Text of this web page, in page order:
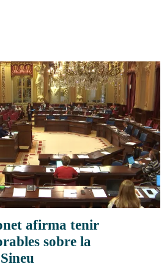
afirma tenir
sobre la